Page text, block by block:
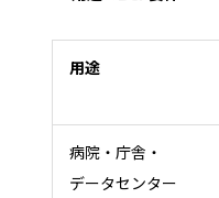
用途
病院・庁舎・
データセンター